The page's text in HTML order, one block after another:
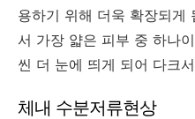
용하기 위해 더욱 확장되게
서 가장 얇은 피부 중 하나
씬 더 눈에 띄게 되어 다크
체내 수분저류현상